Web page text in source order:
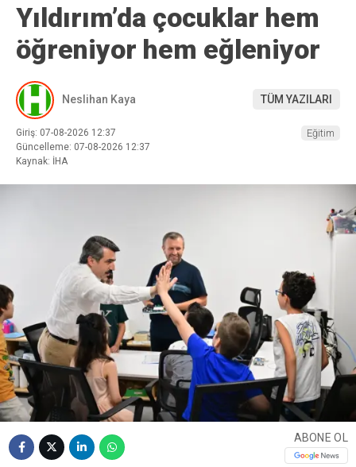
Yıldırım’da çocuklar hem
öğreniyor hem eğleniyor
Neslihan Kaya TÜM YAZILARI
Giriş: 07-08-2026 12:37
Güncelleme: 07-08-2026 12:37
Kaynak: İHA
Eğitim
ABONE OL